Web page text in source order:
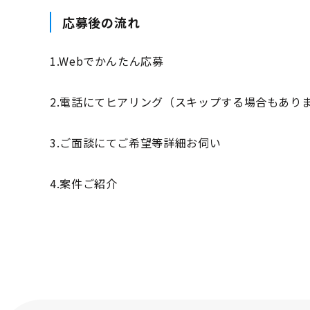
応募後の流れ
1.Webでかんたん応募
2.電話にてヒアリング（スキップする場合もあり
3.ご面談にてご希望等詳細お伺い
4.案件ご紹介